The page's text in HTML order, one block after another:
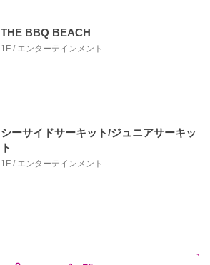
THE BBQ BEACH
1F / エンターテインメント
シーサイドサーキット/ジュニアサーキッ
ト
1F / エンターテインメント